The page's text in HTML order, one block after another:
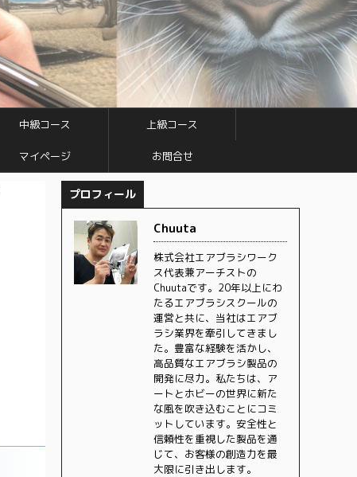
中級コース 上級コース
マイページ お問合せ
プロフィール
Chuuta
株式会社エアブラシワーク
ス代表兼アーチストの
Chuutaです。20年以上にわ
たるエアブラシスクールの
運営と共に、当社はエアブ
ラシ業界を牽引してきまし
た。豊富な経験を活かし、
高品質なエアブラシ製品の
開発に尽力。私たちは、ア
ートとホビーの世界に新た
な風を吹き込むことにコミ
ットしています。安全性と
信頼性を重視した製品を通
じて、お客様の創造力を最
大限に引き出します。